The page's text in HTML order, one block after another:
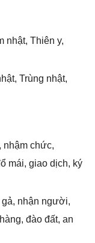
nhật, Thiên y,
Trùnɡ nhật,
nhậm chức,
mái, ɡiao dịch, ký
nhận người,
đào đất, an